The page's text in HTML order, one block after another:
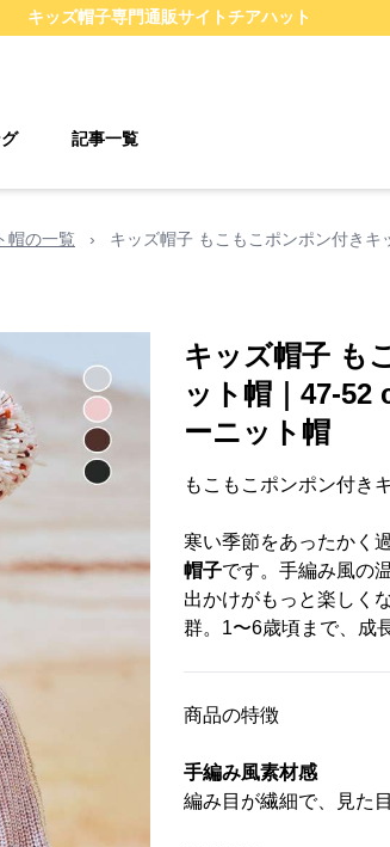
キッズ帽子専門通販サイトチアハット
記事一覧
帽の一覧 ›
キッズ帽子 もこもこポンポン付き
キッズ帽子 も
ット帽｜47-52
ーニット帽
もこもこポンポン付き
寒い季節をあったかく
帽子です。手編み風の
出かけがもっと楽しく
群。1〜6歳頃まで、成
商品の特徴
手編み風素材感
編み目が繊細で、見た